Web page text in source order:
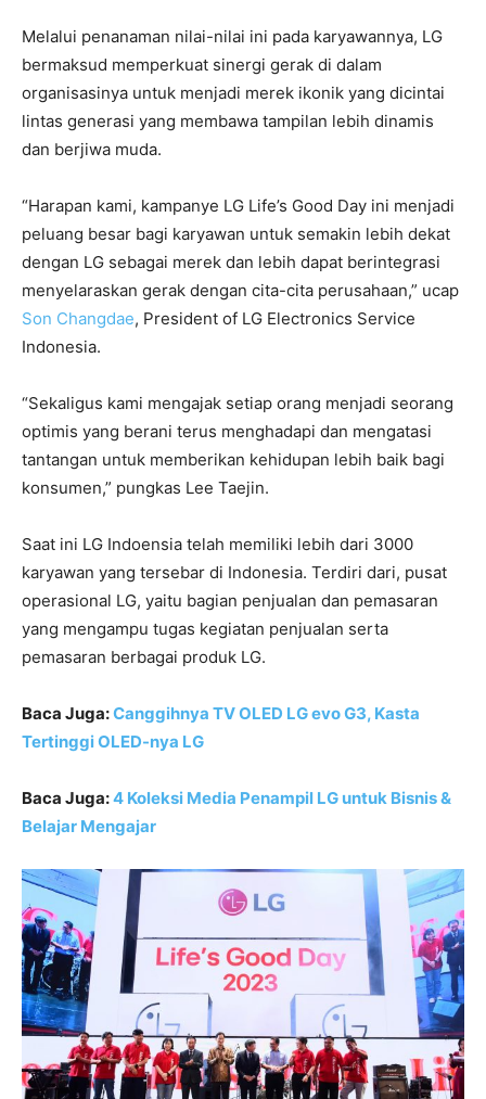
Melalui penanaman nilai-nilai ini pada karyawannya, LG
bermaksud memperkuat sinergi gerak di dalam
organisasinya untuk menjadi merek ikonik yang dicintai
lintas generasi yang membawa tampilan lebih dinamis
dan berjiwa muda.
“Harapan kami, kampanye LG Life’s Good Day ini menjadi
peluang besar bagi karyawan untuk semakin lebih dekat
dengan LG sebagai merek dan lebih dapat berintegrasi
menyelaraskan gerak dengan cita-cita perusahaan,” ucap
Son Changdae, President of LG Electronics Service
Indonesia.
“Sekaligus kami mengajak setiap orang menjadi seorang
optimis yang berani terus menghadapi dan mengatasi
tantangan untuk memberikan kehidupan lebih baik bagi
konsumen,” pungkas Lee Taejin.
Saat ini LG Indoensia telah memiliki lebih dari 3000
karyawan yang tersebar di Indonesia. Terdiri dari, pusat
operasional LG, yaitu bagian penjualan dan pemasaran
yang mengampu tugas kegiatan penjualan serta
pemasaran berbagai produk LG.
Baca Juga:Canggihnya TV OLED LG evo G3, Kasta
Tertinggi OLED-nya LG
Baca Juga:4 Koleksi Media Penampil LG untuk Bisnis &
Belajar Mengajar